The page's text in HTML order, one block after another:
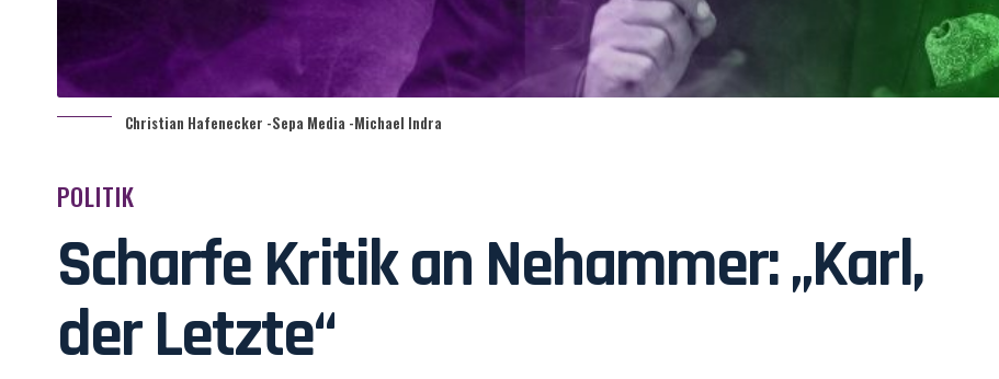
Christian Hafenecker -Sepa Media -Michael Indra
POLITIK
Scharfe Kritik an Nehammer: „Karl,
der Letzte“